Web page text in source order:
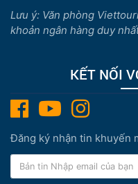
Lưu ý: Văn phòng
khoản ngân hàng duy
KẾT NỐI
Đăng ký nhận tin khuyến